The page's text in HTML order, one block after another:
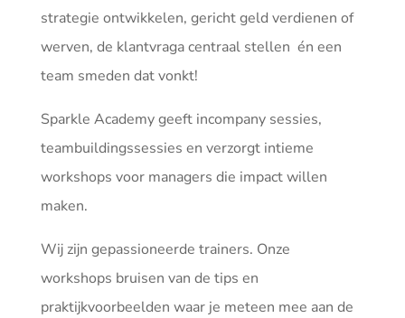
strategie ontwikkelen, gericht geld verdienen of
werven, de klantvraga centraal stellen én een
team smeden dat vonkt!
Sparkle Academy geeft incompany sessies,
teambuildingssessies en verzorgt intieme
workshops voor managers die impact willen
maken.
Wij zijn gepassioneerde trainers. Onze
workshops bruisen van de tips en
praktijkvoorbeelden waar je meteen mee aan de